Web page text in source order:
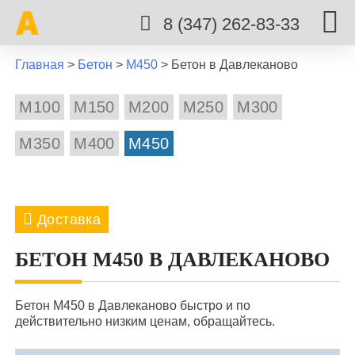
8 (347) 262-83-33
Главная > Бетон > М450 > Бетон в Давлеканово
М100 М150 М200 М250 М300
М350 М400 М450
Доставка
Алаторка Алексеевка Алкино
Архангельское Арово Аша
БЕТОН М450 В ДАВЛЕКАНОВО
Бетон М450 в Давлеканово быстро и по
действительно низким ценам, обращайтесь.